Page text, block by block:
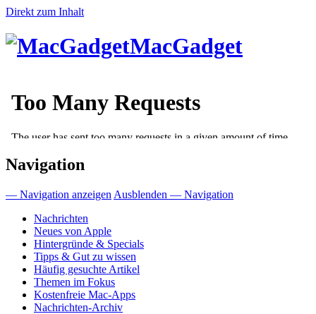
Direkt zum Inhalt
MacGadget
Navigation
— Navigation anzeigen Ausblenden — Navigation
Nachrichten
Neues von Apple
Hintergründe & Specials
Tipps & Gut zu wissen
Häufig gesuchte Artikel
Themen im Fokus
Kostenfreie Mac-Apps
Nachrichten-Archiv